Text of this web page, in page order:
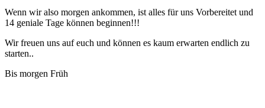
Wenn wir also morgen ankommen, ist alles für uns Vorbereitet und
14 geniale Tage können beginnen!!!
Wir freuen uns auf euch und können es kaum erwarten endlich zu
starten..
Bis morgen Früh